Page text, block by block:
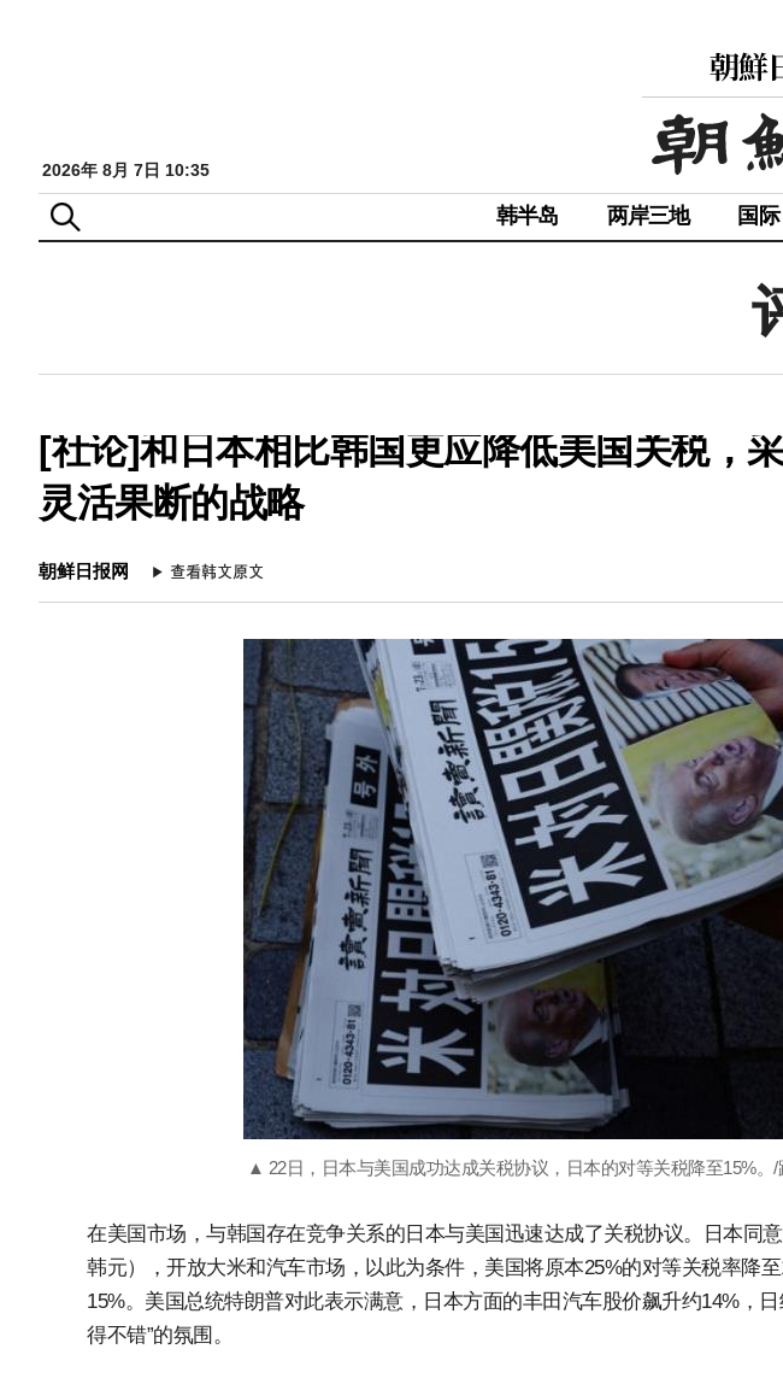
2026年 8月 7日 10:35
韩半岛 两岸三地 国际
[社论]和日本相比韩国更应降低美国关税，
灵活果断的战略
朝鲜日报网
▲ 22日，日本与美国成功达成关税协议，日本的对等关税降至15%。
在美国市场，与韩国存在竞争关系的日本与美国迅速达成了关税协议。日本同
韩元），开放大米和汽车市场，以此为条件，美国将原本25%的对等关税率降
15%。美国总统特朗普对此表示满意，日本方面的丰田汽车股价飙升约14%，
得不错”的氛围。